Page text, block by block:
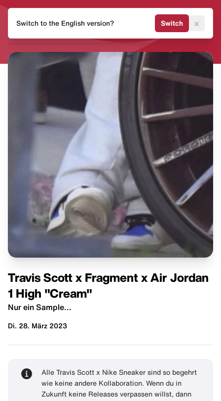
MVMNT
Travis Scott x Fragment x Air Jordan
1 High "Cream"
Nur ein Sample...
Di. 28. März 2023
Alle Travis Scott x Nike Sneaker sind so begehrt
wie keine andere Kollaboration. Wenn du in
Zukunft keine Releases verpassen willst, dann
Switch to the English version? Switch ×